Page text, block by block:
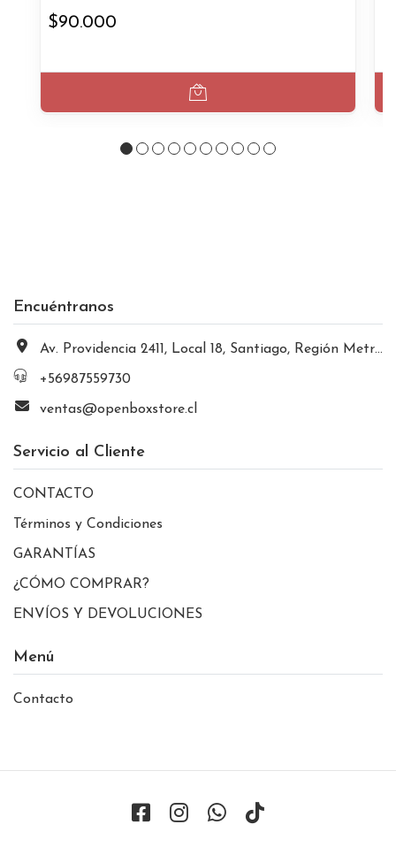
$90.000
Encuéntranos
Av. Providencia 2411, Local 18, Santiago, Región Metropolitana, Chile
+56987559730
ventas@openboxstore.cl
Servicio al Cliente
CONTACTO
Términos y Condiciones
GARANTÍAS
¿CÓMO COMPRAR?
ENVÍOS Y DEVOLUCIONES
Menú
Contacto